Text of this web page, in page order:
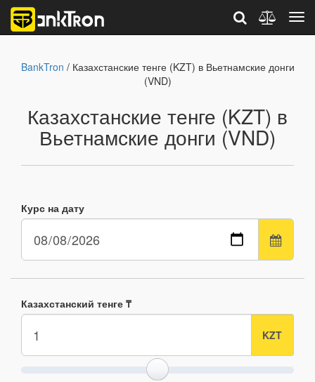
BankTron / Казахстанские тенге (KZT) в Вьетнамские донги
(VND)
Казахстанские тенге (KZT) в
Вьетнамские донги (VND)
Курс на дату
Казахстанский тенге ₸